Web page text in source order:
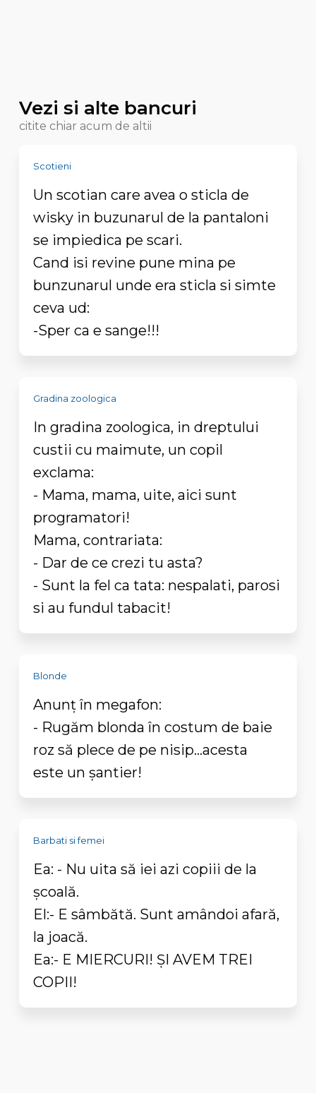
Vezi si alte bancuri
citite chiar acum de altii
Scotieni
Un scotian care avea o sticla de
wisky in buzunarul de la pantaloni
se impiedica pe scari.
Cand isi revine pune mina pe
bunzunarul unde era sticla si simte
ceva ud:
-Sper ca e sange!!!
Gradina zoologica
In gradina zoologica, in dreptului
custii cu maimute, un copil
exclama:
- Mama, mama, uite, aici sunt
programatori!
Mama, contrariata:
- Dar de ce crezi tu asta?
- Sunt la fel ca tata: nespalati, parosi
si au fundul tabacit!
Blonde
Anunț în megafon:
- Rugăm blonda în costum de baie
roz să plece de pe nisip...acesta
este un șantier!
Barbati si femei
Ea: - Nu uita să iei azi copiii de la
școală.
El:- E sâmbătă. Sunt amândoi afară,
la joacă.
Ea:- E MIERCURI! ȘI AVEM TREI
COPII!